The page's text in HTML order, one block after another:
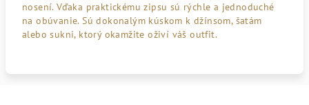
nosení. Vďaka praktickému zipsu sú rýchle a jednoduché
na obúvanie. Sú dokonalým kúskom k džínsom, šatám
alebo sukni, ktorý okamžite oživí váš outfit.